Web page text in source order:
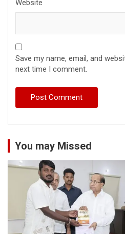
Website
Save my name, email, and
next time I comment.
You may Missed